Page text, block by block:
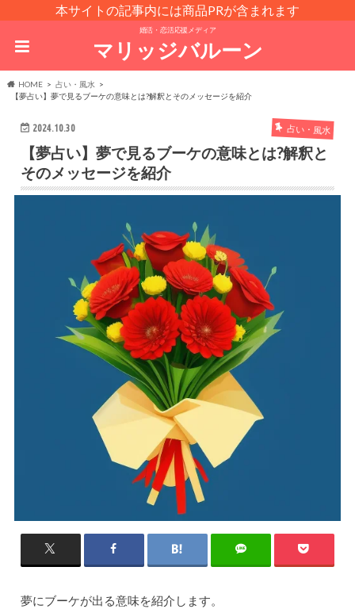
本サイトの記事内には商品PRが含まれます
婚活・恋活応援メディア
マリッジバルーン
HOME
占い・風水
【夢占い】夢で見るブーケの意味とは?解釈とそのメッセージを紹介
2024.10.30 占い・風水
【夢占い】夢で見るブーケの意味とは?解釈と
そのメッセージを紹介
夢にブーケが出る意味を紹介します。